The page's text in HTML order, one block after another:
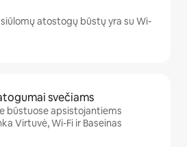
atostogų būstų yra su Wi-
svečiams
būstuose apsistojantiems
Virtuvė, Wi-Fi ir Baseinas